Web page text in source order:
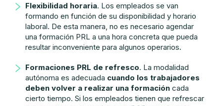
Flexibilidad horaria. Los empleados se van
formando en función de su disponibilidad y horario
laboral. De esta manera, no es necesario agendar
una formación PRL a una hora concreta que pueda
resultar inconveniente para algunos operarios.
Formaciones PRL de refresco. La modalidad
autónoma es adecuada cuando los trabajadores
deben volver a realizar una formación cada
cierto tiempo. Si los empleados tienen que refrescar